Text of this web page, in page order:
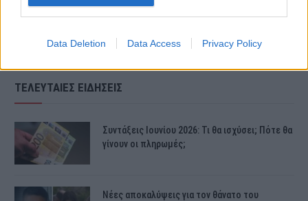
Data Deletion Data Access Privacy Policy
ΤΕΛΕΥΤΑΙΕΣ ΕΙΔΗΣΕΙΣ
Συντάξεις Ιουνίου 2026: Τι θα ισχύσει; Πότε θα
γίνουν οι πληρωμές;
Νέες αποκαλύψεις για τον θάνατο του